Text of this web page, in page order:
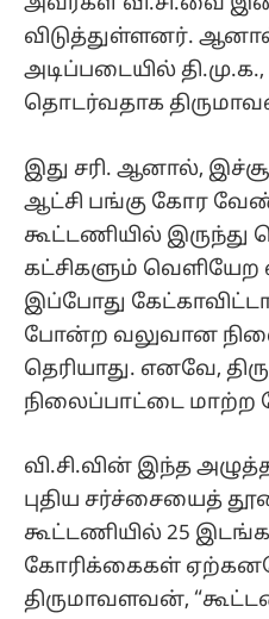
விடுத்துள்ளனர்.
அடிப்படையில்
தொடர்வதாக
இது சரி. ஆனால்,
ஆட்சி பங்கு கோர
கூட்டணியில் இருந்து
கட்சிகளும் வெளியேற
இப்போது
போன்ற வலுவான
தெரியாது. எனவே,
நிலைப்பாட்டை மாற்ற
வி.சி.வின் இந்த
புதிய சர்ச்சையைத்
கூட்டணியில் 25
கோரிக்கைகள்
திருமாவளவன்,